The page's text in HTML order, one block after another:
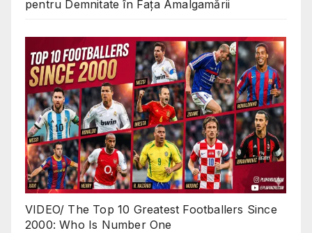
pentru Demnitate în Fața Amalgamării
VIDEO/ The Top 10 Greatest Footballers Since
2000: Who Is Number One